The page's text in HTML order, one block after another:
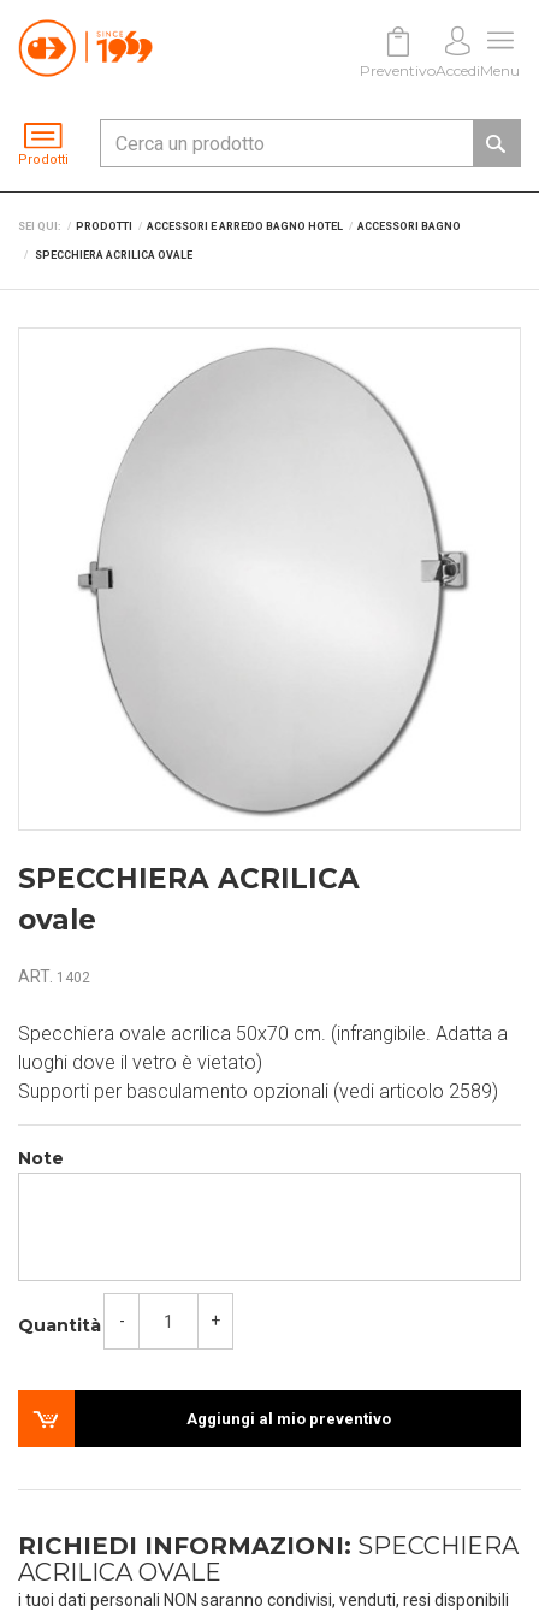
Prodotti
PreventivoAccediMenu
SEI QUI: PRODOTTI ACCESSORI E ARREDO BAGNO HOTEL ACCESSORI BAGNO
SPECCHIERA ACRILICA OVALE
SPECCHIERA ACRILICA
ovale
ART. 1402
Specchiera ovale acrilica 50x70 cm. (infrangibile. Adatta a
luoghi dove il vetro è vietato)
Supporti per basculamento opzionali (vedi articolo 2589)
Note
Quantità - +
Aggiungi al mio preventivo
RICHIEDI INFORMAZIONI: SPECCHIERA
ACRILICA OVALE
i tuoi dati personali NON saranno condivisi, venduti, resi disponibili